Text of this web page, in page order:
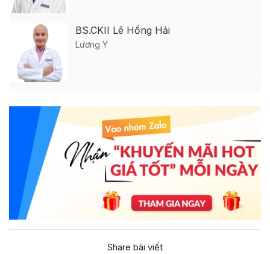
BS.CKII Lê Hồng Hải
Lương Y
Share bài viết